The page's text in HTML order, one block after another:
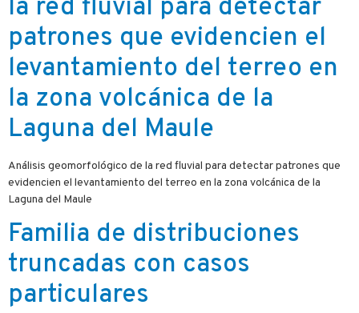
la red fluvial para detectar
patrones que evidencien el
levantamiento del terreo en
la zona volcánica de la
Laguna del Maule
Análisis geomorfológico de la red fluvial para detectar patrones que
evidencien el levantamiento del terreo en la zona volcánica de la
Laguna del Maule
Familia de distribuciones
truncadas con casos
particulares